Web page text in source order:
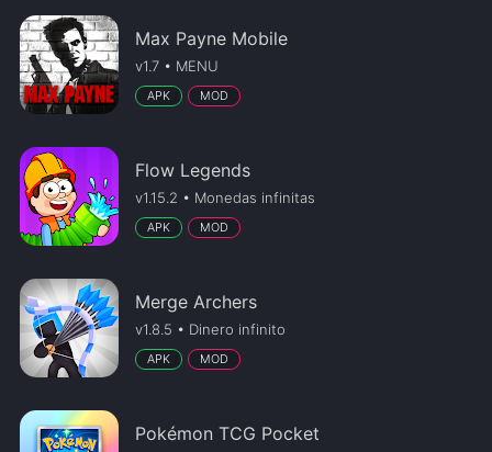
Max Payne Mobile
v1.7 • MENU
APK MOD
Flow Legends
v1.15.2 • Monedas infinitas
APK MOD
Merge Archers
v1.8.5 • Dinero infinito
APK MOD
Pokémon TCG Pocket